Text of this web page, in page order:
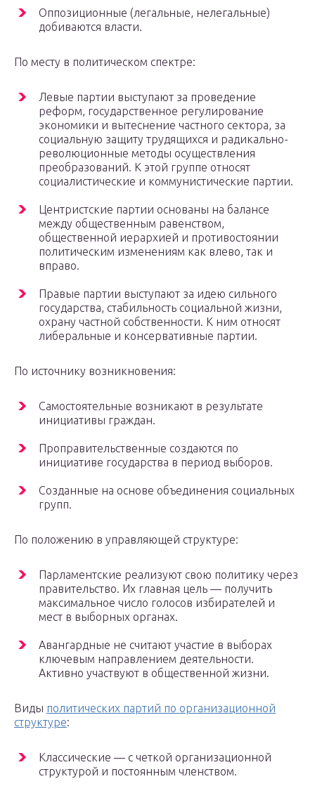
Оппозиционные (легальные, нелегальные)
добиваются власти.
По месту в политическом спектре:
Левые партии выступают за проведение
реформ, государственное регулирование
экономики и вытеснение частного сектора, за
социальную защиту трудящихся и радикально-
революционные методы осуществления
преобразований. К этой группе относят
социалистические и коммунистические партии.
Центристские партии основаны на балансе
между общественным равенством,
общественной иерархией и противостоянии
политическим изменениям как влево, так и
вправо.
Правые партии выступают за идею сильного
государства, стабильность социальной жизни,
охрану частной собственности. К ним относят
либеральные и консервативные партии.
По источнику возникновения:
Самостоятельные возникают в результате
инициативы граждан.
Проправительственные создаются по
инициативе государства в период выборов.
Созданные на основе объединения социальных
групп.
По положению в управляющей структуре:
Парламентские реализуют свою политику через
правительство. Их главная цель — получить
максимальное число голосов избирателей и
мест в выборных органах.
Авангардные не считают участие в выборах
ключевым направлением деятельности.
Активно участвуют в общественной жизни.
Виды политических партий по организационной
структуре:
Классические — с четкой организационной
структурой и постоянным членством.